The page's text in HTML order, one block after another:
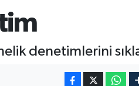
denetimlerini